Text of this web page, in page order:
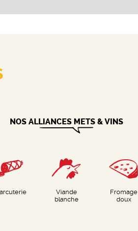
NOS ALLIANCES METS & VINS
Viande
blanche
Fromage
doux